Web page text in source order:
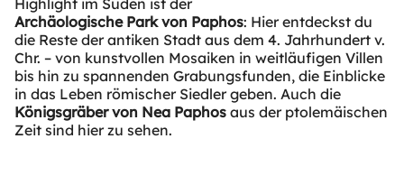
Highlight im Süden ist der
Archäologische Park von Paphos: Hier entdeckst du
die Reste der antiken Stadt aus dem 4. Jahrhundert v.
Chr. – von kunstvollen Mosaiken in weitläufigen Villen
bis hin zu spannenden Grabungsfunden, die Einblicke
in das Leben römischer Siedler geben. Auch die
Königsgräber von Nea Paphos aus der ptolemäischen
Zeit sind hier zu sehen.